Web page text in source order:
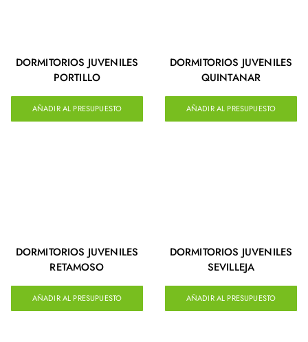
DORMITORIOS JUVENILES
PORTILLO
AÑADIR AL PRESUPUESTO
DORMITORIOS JUVENILES
QUINTANAR
AÑADIR AL PRESUPUESTO
DORMITORIOS JUVENILES
RETAMOSO
AÑADIR AL PRESUPUESTO
DORMITORIOS JUVENILES
SEVILLEJA
AÑADIR AL PRESUPUESTO